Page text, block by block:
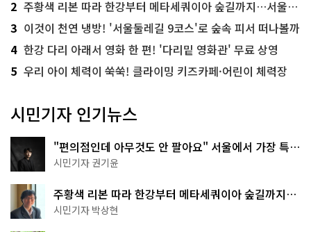
2 주황색 리본 따라 한강부터 메타세쿼이아 숲길까지…서울둘레길 15코스
3 이것이 천연 냉방! '서울둘레길 9코스'로 숲속 피서 떠나볼까
4 한강 다리 아래서 영화 한 편! '다리밑 영화관' 무료 상영
5 우리 아이 체력이 쑥쑥! 클라이밍 키즈카페·어린이 체력장
시민기자 인기뉴스
"편의점인데 아무것도 안 팔아요" 서울에서 가장 특별
한 편의점의 정체
시민기자 권기윤
주황색 리본 따라 한강부터 메타세쿼이아 숲길까지…
서울둘레길 15코스
시민기자 박상현